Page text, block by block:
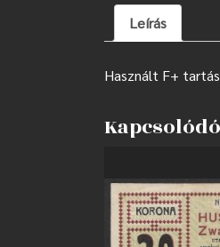
Leírás
Használt F+